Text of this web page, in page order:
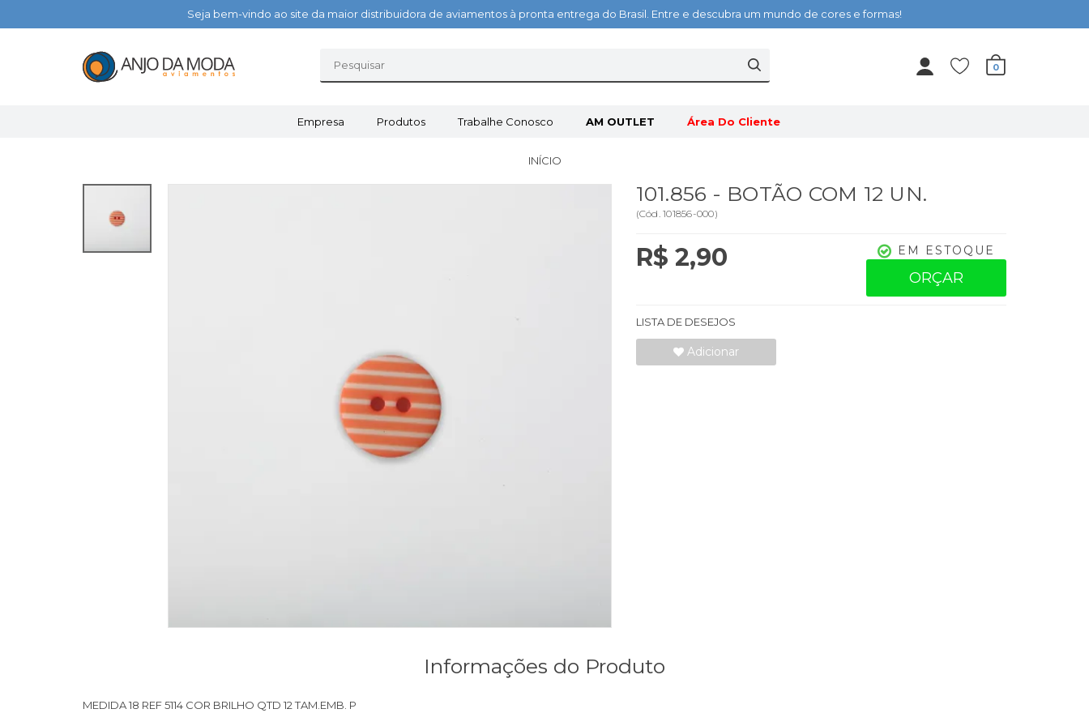
Seja bem-vindo ao site da maior distribuidora de aviamentos à pronta entrega do Brasil. Entre e descubra um mundo de cores e formas!
0
Empresa Produtos Trabalhe Conosco AM OUTLET Área Do Cliente
INÍCIO
101.856 - BOTÃO COM 12 UN.
(Cód. 101856-000)
R$ 2,90 EM ESTOQUE
ORÇAR
LISTA DE DESEJOS
Adicionar
Informações do Produto
MEDIDA 18 REF 5114 COR BRILHO QTD 12 TAM.EMB. P